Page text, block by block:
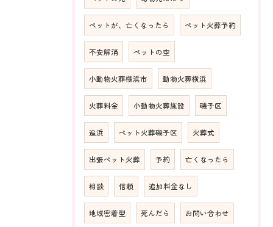
ペットが、亡くなったら ペット火葬予約
不安解消 ペットの空
小動物火葬横浜市 動物火葬横浜
火葬料金 小動物火葬施設 磯子区
追浜 ペット火葬磯子区 火葬式
出張ペット火葬 予約 亡くなったら
相談 信頼 追加料金なし
地域密着型 死んだら お問い合わせ